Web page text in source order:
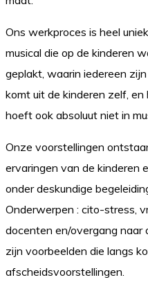
Ons werkproces is heel
musical die op de kinderen
geplakt, waarin iedereen
komt uit de kinderen zelf, en
hoeft ook absoluut niet in
Onze voorstellingen
ervaringen van de kinderen
onder deskundige
Onderwerpen : cito-stress,
docenten en/overgang naar
zijn voorbeelden die langs
afscheidsvoorstellingen.